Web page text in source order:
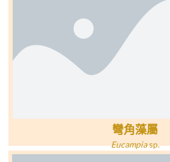
彎角藻屬
Eucampiasp.